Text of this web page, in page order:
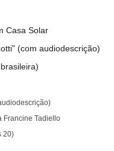
Casa Solar
(com audiodescrição)
Francine Tadiello
20)